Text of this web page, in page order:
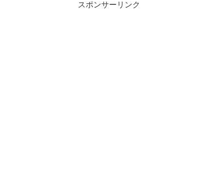
スポンサーリンク